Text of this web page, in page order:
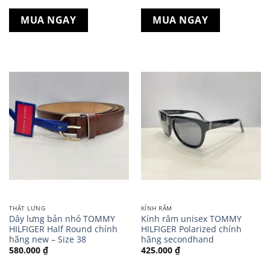
MUA NGAY MUA NGAY
THẮT LƯNG
Dây lưng bản nhỏ TOMMY
HILFIGER Half Round chính
hãng new – Size 38
580.000 ₫
KÍNH RÂM
Kính râm unisex TOMMY
HILFIGER Polarized chính
hãng secondhand
425.000 ₫